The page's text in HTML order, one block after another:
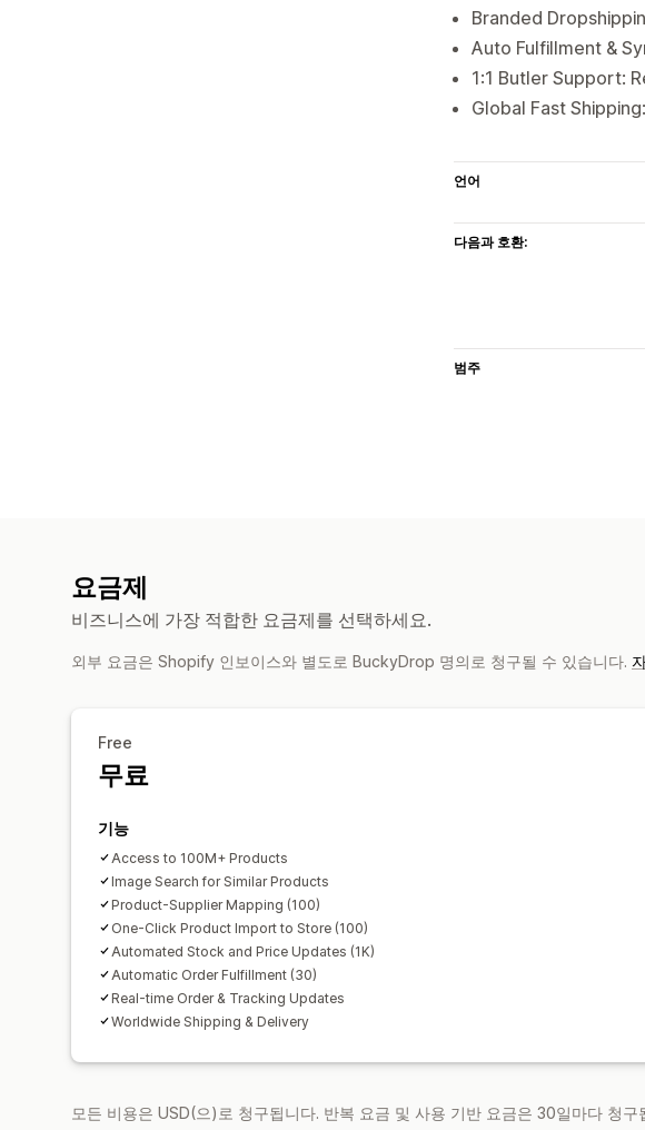
Branded
Auto Fulfillment &
1:1 Butler Support:
Global Fast
언어
다음과 호환:
범주
요금제
비즈니스에 가장 적합한 요금제를 선택하세요.
외부 요금은 Shopify 인보이스와 별도로 BuckyDrop 명의로 청구될 수 있습니다.
Free
무료
기능
Access to 100M+ Products
Image Search for Similar Products
Product-Supplier Mapping (100)
One-Click Product Import to Store (100)
Automated Stock and Price Updates (1K)
Automatic Order Fulfillment (30)
Real-time Order & Tracking Updates
Worldwide Shipping & Delivery
모든 비용은 USD(으)로 청구됩니다. 반복 요금 및 사용 기반 요금은 30일마다 청구